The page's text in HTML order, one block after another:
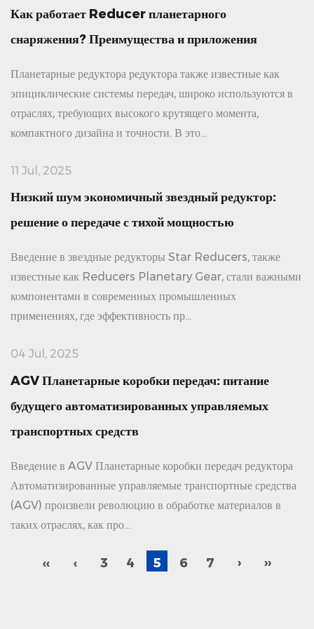
Как работает Reducer планетарного
снаряжения? Преимущества и приложения
Планетарные редуктора редуктора также известные как
эпициклические системы передач, широко используются в
отраслях, требующих высокого крутящего момента,
компактного дизайна и точности. В это...
11 Jul, 2025
Низкий шум экономичный звездный редуктор:
решение о передаче с тихой мощностью
Введение в звездные редукторы Star Reducers, также
известные как Reducers Planetary Gear, стали важными
компонентами в современных промышленных
применениях, где эффективность пр...
04 Jul, 2025
AGV Планетарные коробки передач: питание
будущего автоматизированных управляемых
транспортных средств
Введение в AGV Планетарные коробки передач редуктора
Автоматизированные управляемые транспортные средства
(AGV) произвели революцию в обработке материалов в
таких отраслях, как про...
‹‹ ‹ 3 4 5 6 7 › ››